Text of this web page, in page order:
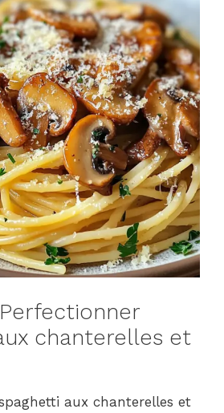
chanterelles et
aux chanterelles et